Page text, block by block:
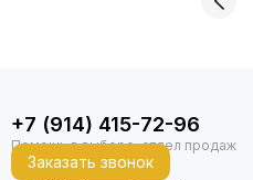
+7 (914) 415-72-96
Заказать звонок